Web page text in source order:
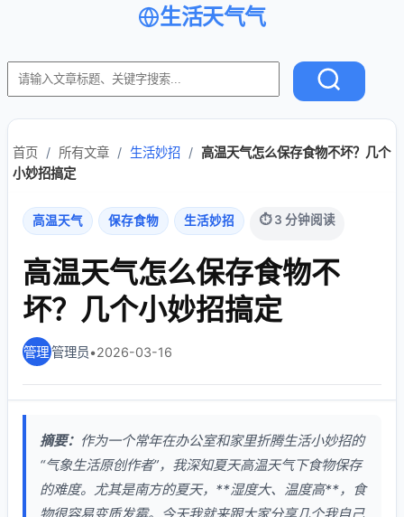
生活天气气
首页 / 所有文章 / 生活妙招 / 高温天气怎么保存食物不坏？几个
小妙招搞定
高温天气 保存食物 生活妙招 ⏱ 3 分钟阅读
高温天气怎么保存食物不
坏？几个小妙招搞定
管理员•2026-03-16
摘要： 作为一个常年在办公室和家里折腾生活小妙招的
“气象生活原创作者”，我深知夏天高温天气下食物保存
的难度。尤其是南方的夏天，**湿度大、温度高**，食